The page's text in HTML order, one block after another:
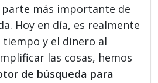
más importante de
Hoy en día, es realmente
y el dinero al
las cosas, hemos
de búsqueda para